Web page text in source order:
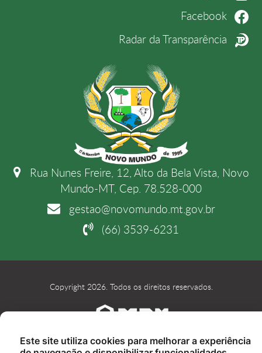
Facebook
Radar da Transparência
Rua Nunes Freire, 12, Alto da Bela Vista, Novo
Mundo-MT, Cep. 78.528-000
gestao@novomundo.mt.gov.br
(66) 3539-6231
Copyright 2026. Todos os direitos reservados.
Este site utiliza cookies para melhorar a experiência